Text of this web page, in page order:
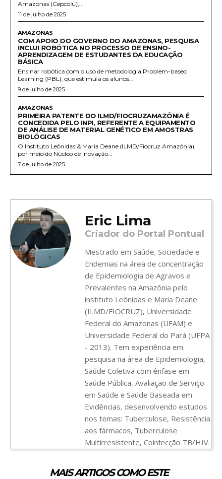
Amazonas (Cepcolu),...
11 de julho de 2025
AMAZONAS
COM APOIO DO GOVERNO DO AMAZONAS, PESQUISA
INCLUI ROBÓTICA NO PROCESSO DE ENSINO-
APRENDIZAGEM DE ESTUDANTES DA EDUCAÇÃO
BÁSICA
Ensinar robótica com o uso de metodologia Problem-based
Learning (PBL), que estimula os alunos...
9 de julho de 2025
AMAZONAS
PRIMEIRA PATENTE DO ILMD/FIOCRUZAMAZÔNIA É
CONCEDIDA PELO INPI, REFERENTE A EQUIPAMENTO
DE ANÁLISE DE MATERIAL GENÉTICO EM AMOSTRAS
BIOLÓGICAS
O Instituto Leônidas & Maria Deane (ILMD/Fiocruz Amazônia),
por meio do Núcleo de Inovação...
7 de julho de 2025
Eric Lima
Criador do Portal Pontual
Mestrado em Saúde, Sociedade e
Endemias na área de concentração
de Epidemiologia de Agravos e
Prevalentes na Amazônia pelo
instituto Leônidas e Maria Deane
(ILMD/FIOCRUZ), Universidade
Federal do Amazonas (UFAM) e
Universidade Federal do Pará (UFPA
- 2013). Tem experiência em
pesquisa na área de Epidemiologia,
Saúde Coletiva com ênfase em
Saúde Pública, Avaliação de Serviço
em Saúde e Saúde Baseada em
Evidências, desenvolvendo estudos
nos temas: Tuberculose, Resistência
aos fármacos, Tuberculose
Multirresistente, Coinfecção TB/HIV.
MAIS ARTIGOS COMO ESTE